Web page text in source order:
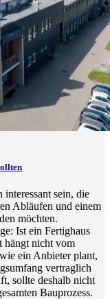
sein, die
Abläufen und einem
möchten.
Ist ein Fertighaus
hängt nicht vom
ein Anbieter plant,
vertraglich
sollte deshalb nicht
Bauprozess.